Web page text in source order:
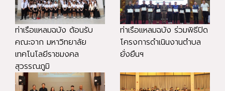
ท่าเรือแหลมฉบัง ต้อนรับ
คณะจาก มหาวิทยาลัย
เทคโนโลยีราชมงคล
สุวรรณภูมิ
ท่าเรือแหลมฉบัง ร่วมพิธีปิด
โครงการดำเนินงานตำบล
ยั่งยืนฯ